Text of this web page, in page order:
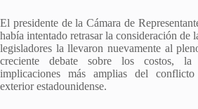
El presidente de la Cámara de
había intentado retrasar la consideración de
legisladores la llevaron nuevamente al
creciente debate sobre los costos,
implicaciones más amplias del
exterior estadounidense.